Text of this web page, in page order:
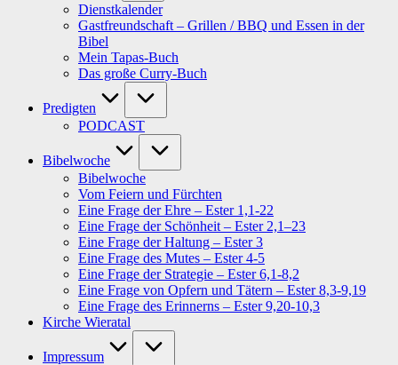
Dienstkalender
Gastfreundschaft – Grillen / BBQ und Essen in der
Bibel
Mein Tapas-Buch
Das große Curry-Buch
Predigten
PODCAST
Bibelwoche
Bibelwoche
Vom Feiern und Fürchten
Eine Frage der Ehre – Ester 1,1-22
Eine Frage der Schönheit – Ester 2,1–23
Eine Frage der Haltung – Ester 3
Eine Frage des Mutes – Ester 4-5
Eine Frage der Strategie – Ester 6,1-8,2
Eine Frage von Opfern und Tätern – Ester 8,3-9,19
Eine Frage des Erinnerns – Ester 9,20-10,3
Kirche Wieratal
Impressum